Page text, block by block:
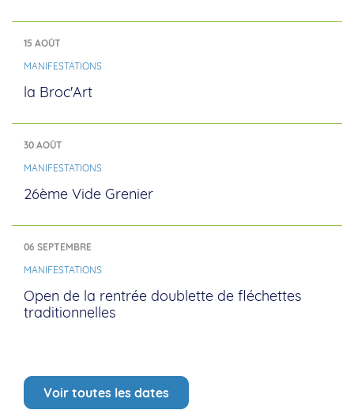
15 AOÛT
MANIFESTATIONS
la Broc'Art
30 AOÛT
MANIFESTATIONS
26ème Vide Grenier
06 SEPTEMBRE
MANIFESTATIONS
Open de la rentrée doublette de fléchettes
traditionnelles
Voir toutes les dates